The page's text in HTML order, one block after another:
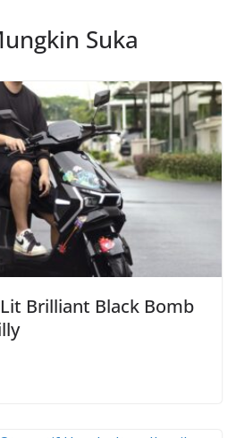
Suka
Brilliant Black Bomb